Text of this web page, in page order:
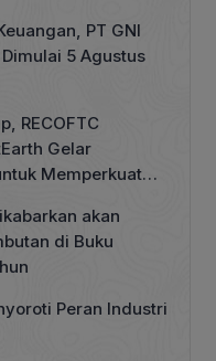
PT GNI
5 Agustus
RECOFTC
Gelar
Memperkuat
akan
di Buku
Peran Industri